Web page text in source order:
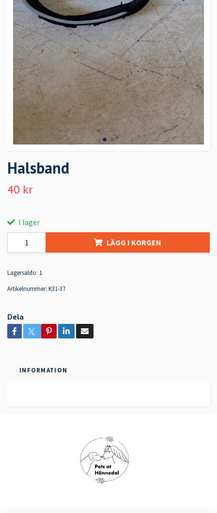
Halsband
40 kr
I lager
LÄGG I KORGEN
Lagersaldo: 1
Artikelnummer: K31-37
Dela
INFORMATION